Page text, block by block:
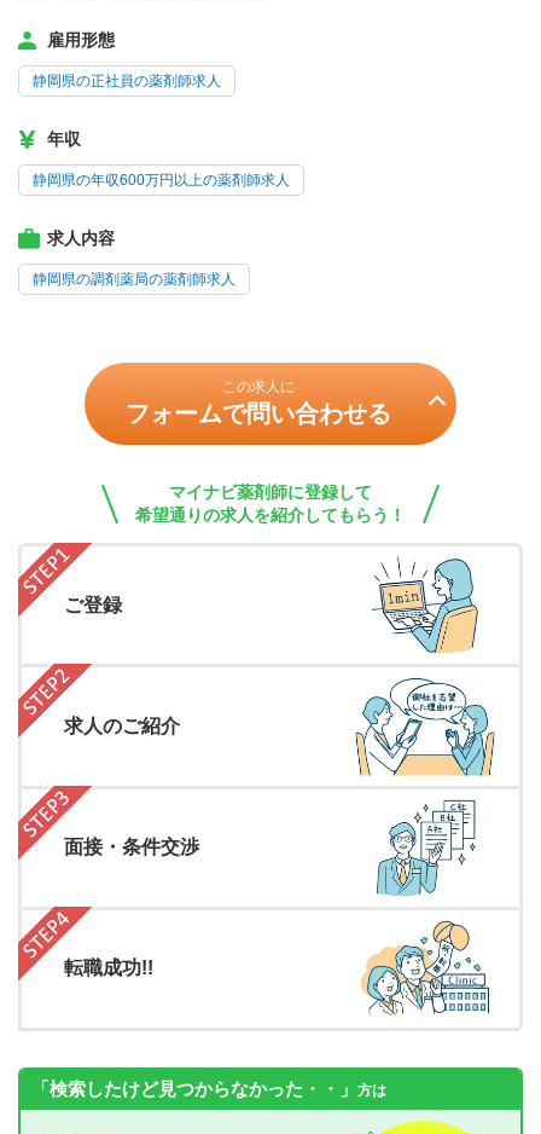
雇用形態
静岡県の正社員の薬剤師求人
年収
静岡県の年収600万円以上の薬剤師求人
求人内容
静岡県の調剤薬局の薬剤師求人
この求人に
フォームで問い合わせる
マイナビ薬剤師に登録して
希望通りの求人を紹介してもらう！
ご登録
求人のご紹介
面接・条件交渉
転職成功!!
「検索したけど見つからなかった・・」 方は